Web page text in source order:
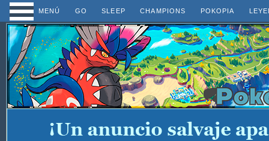
MENÚ GO SLEEP CHAMPIONS POKOPIA